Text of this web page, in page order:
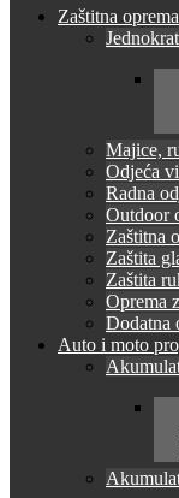
Zaštitna oprema
Majice,
Odjeća
Radna
Outdoor
Zaštitna
Zaštita
Zaštita
Oprema
Dodatna
Auto i moto